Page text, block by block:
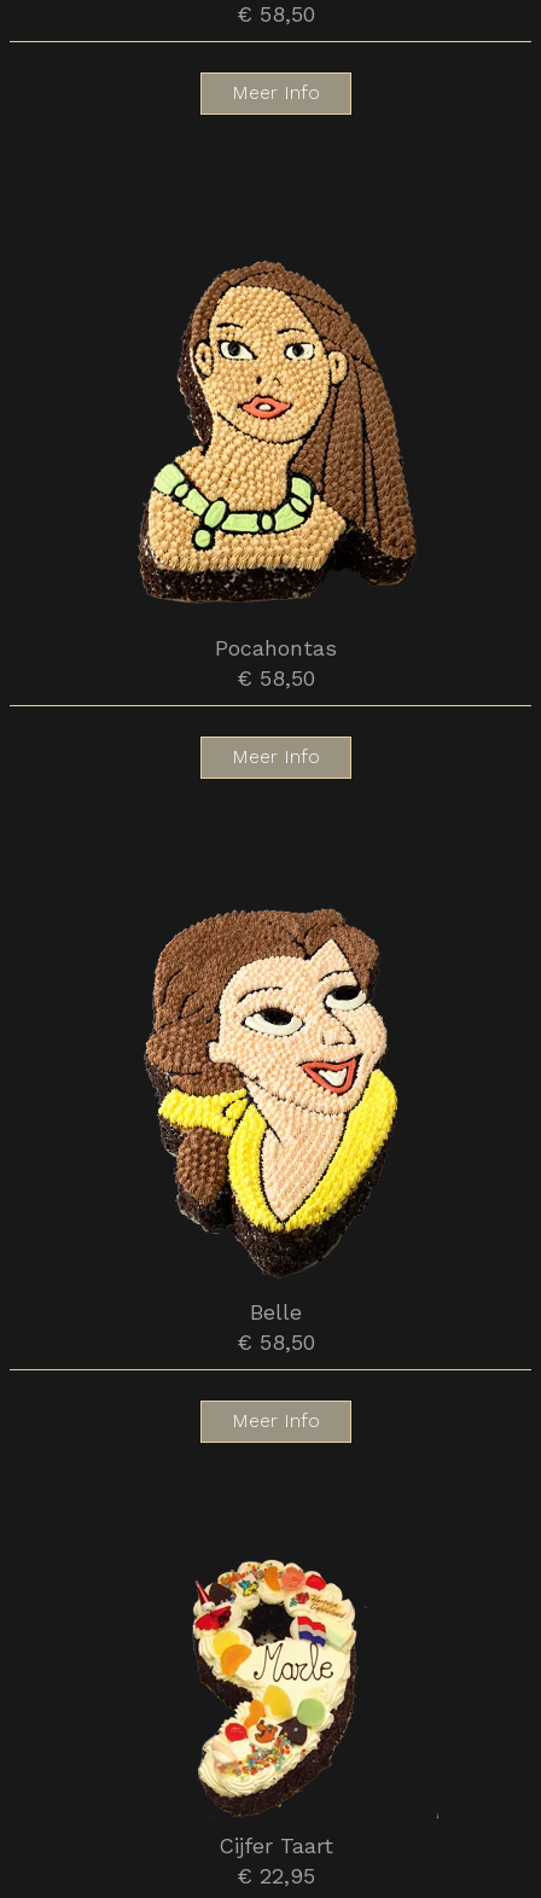
€ 58,50
Meer Info
Pocahontas
€ 58,50
Meer Info
Belle
€ 58,50
Meer Info
Cijfer Taart
€ 22,95